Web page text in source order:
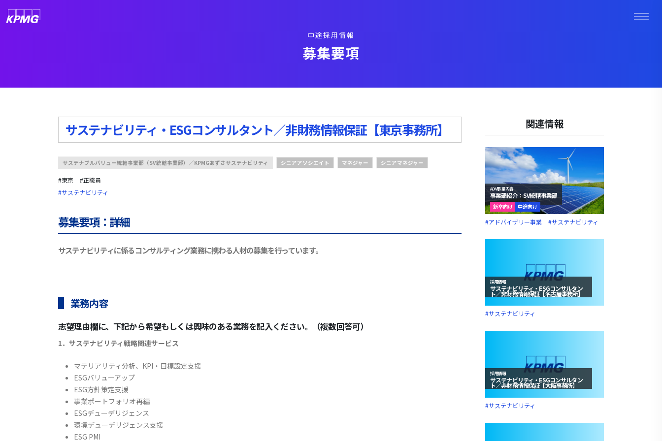
中途採用情報
募集要項
サステナビリティ・ESGコンサルタント／非財務情報保証【東京事務所】
サステナブルバリュー統轄事業部（SV統轄事業部）／KPMGあずさサステナビリティ シニアアソシエイト マネジャー シニアマネジャー
#東京
#正職員
#サステナビリティ
募集要項：詳細
サステナビリティに係るコンサルティング業務に携わる人材の募集を行っています。
業務内容
志望理由欄に、下記から希望もしくは興味のある業務を記入ください。（複数回答可）
1．サステナビリティ戦略関連サービス
マテリアリティ分析、KPI・目標設定支援
ESGバリューアップ
ESG方針策定支援
事業ポートフォリオ再編
ESGデューデリジェンス
環境デューデリジェンス支援
ESG PMI
関連情報
ADV事業内容
事業部紹介：SV統轄事業部
新卒向け 中途向け
#アドバイザリー事業 #サステナビリティ
採用情報
サステナビリティ・ESGコンサルタン
ト／非財務情報保証【名古屋事務所】
#サステナビリティ
採用情報
サステナビリティ・ESGコンサルタン
ト／非財務情報保証【大阪事務所】
#サステナビリティ